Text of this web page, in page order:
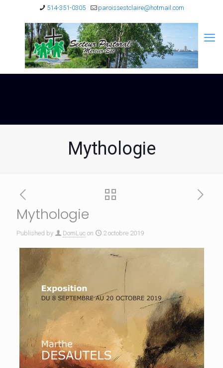
514-351-0305 paroissestclaire@hotmail.com
Mythologie
Mythologie
Published by DomLuc on 2 octobre 2019